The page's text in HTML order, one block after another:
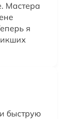
Мастера
я
быструю